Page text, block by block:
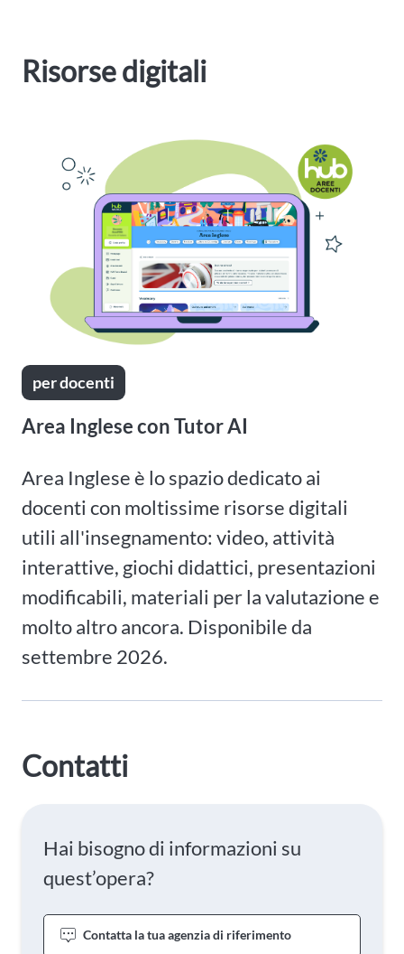
Risorse digitali
per docenti
Area Inglese con Tutor AI
Area Inglese è lo spazio dedicato ai
docenti con moltissime risorse digitali
utili all'insegnamento: video, attività
interattive, giochi didattici, presentazioni
modificabili, materiali per la valutazione e
molto altro ancora. Disponibile da
settembre 2026.
Contatti
Hai bisogno di informazioni su
quest’opera?
Contatta la tua agenzia di riferimento